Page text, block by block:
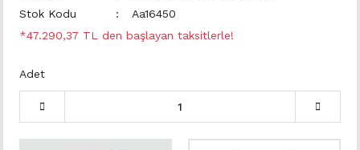
Stok Kodu
Aa16450
*47.290,37 TL den başlayan taksitlerle!
Adet